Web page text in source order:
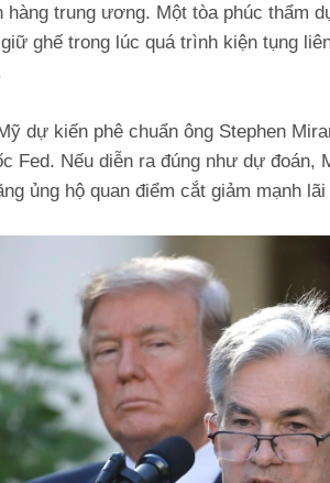
hàng trung ương. Một tòa phúc thẩm
ghế trong lúc quá trình kiện tụng
dự kiến phê chuẩn ông Stephen
Fed. Nếu diễn ra đúng như dự đoán,
ủng hộ quan điểm cắt giảm mạnh